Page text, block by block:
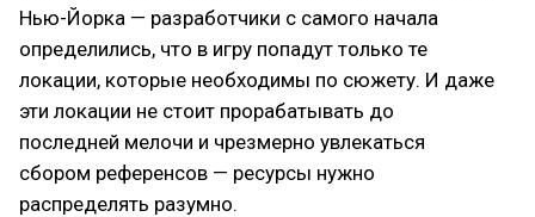
Нью-Йорка — разработчики с самого начала
определились, что в игру попадут только те
локации, которые необходимы по сюжету. И даже
эти локации не стоит прорабатывать до
последней мелочи и чрезмерно увлекаться
сбором референсов — ресурсы нужно
распределять разумно.